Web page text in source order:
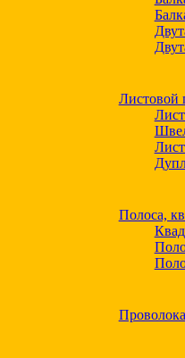
Листовой
Полоса,
Проволока